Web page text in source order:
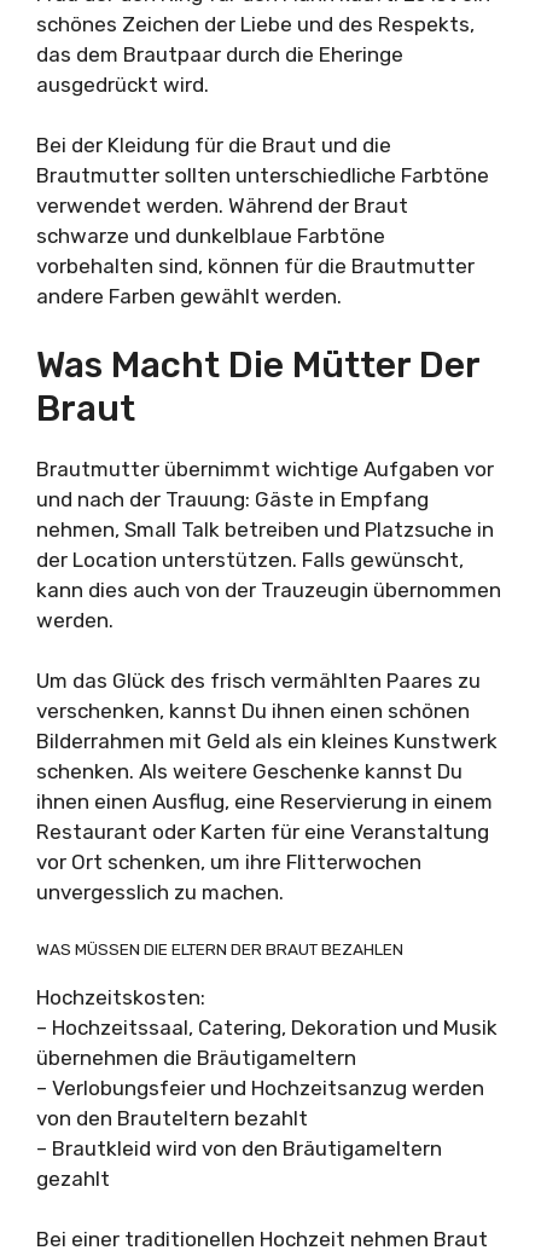
schönes Zeichen der Liebe und des Respekts,
das dem Brautpaar durch die Eheringe
ausgedrückt wird.
Bei der Kleidung für die Braut und die
Brautmutter sollten unterschiedliche Farbtöne
verwendet werden. Während der Braut
schwarze und dunkelblaue Farbtöne
vorbehalten sind, können für die Brautmutter
andere Farben gewählt werden.
Was Macht Die Mütter Der
Braut
Brautmutter übernimmt wichtige Aufgaben vor
und nach der Trauung: Gäste in Empfang
nehmen, Small Talk betreiben und Platzsuche in
der Location unterstützen. Falls gewünscht,
kann dies auch von der Trauzeugin übernommen
werden.
Um das Glück des frisch vermählten Paares zu
verschenken, kannst Du ihnen einen schönen
Bilderrahmen mit Geld als ein kleines Kunstwerk
schenken. Als weitere Geschenke kannst Du
ihnen einen Ausflug, eine Reservierung in einem
Restaurant oder Karten für eine Veranstaltung
vor Ort schenken, um ihre Flitterwochen
unvergesslich zu machen.
WAS MÜSSEN DIE ELTERN DER BRAUT BEZAHLEN
Hochzeitskosten:
– Hochzeitssaal, Catering, Dekoration und Musik
übernehmen die Bräutigameltern
– Verlobungsfeier und Hochzeitsanzug werden
von den Brauteltern bezahlt
– Brautkleid wird von den Bräutigameltern
gezahlt
Bei einer traditionellen Hochzeit nehmen Braut